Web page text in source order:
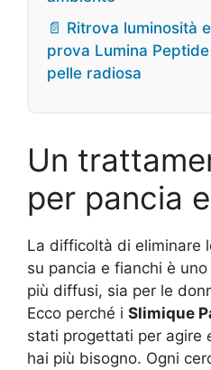
📄 Ritrova luminosità
prova Lumina
pelle radiosa
Un
per pancia
La difficoltà di eliminare
su pancia e fianchi è
più diffusi, sia per le
Ecco perché i Slimique
stati progettati per agire
hai più bisogno. Ogni